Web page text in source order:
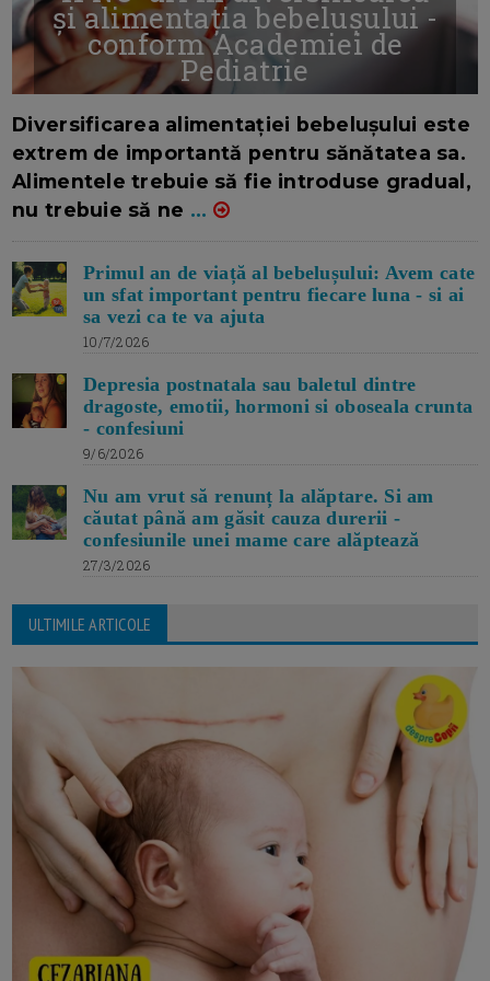
și alimentația bebelușului -
conform Academiei de
Pediatrie
Diversificarea alimentației bebelușului este
extrem de importantă pentru sănătatea sa.
Alimentele trebuie să fie introduse gradual,
nu trebuie să ne ...
Primul an de viață al bebelușului: Avem cate
un sfat important pentru fiecare luna - si ai
sa vezi ca te va ajuta
10/7/2026
Depresia postnatala sau baletul dintre
dragoste, emotii, hormoni si oboseala crunta
- confesiuni
9/6/2026
Nu am vrut să renunț la alăptare. Si am
căutat până am găsit cauza durerii -
confesiunile unei mame care alăptează
27/3/2026
ULTIMILE ARTICOLE